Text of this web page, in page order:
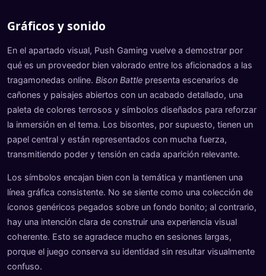
Gráficos y sonido
En el apartado visual, Push Gaming vuelve a demostrar por
qué es un proveedor bien valorado entre los aficionados a las
tragamonedas online. Bison Battle presenta escenarios de
cañones y paisajes abiertos con un acabado detallado, una
paleta de colores terrosos y símbolos diseñados para reforzar
la inmersión en el tema. Los bisontes, por supuesto, tienen un
papel central y están representados con mucha fuerza,
transmitiendo poder y tensión en cada aparición relevante.
Los símbolos encajan bien con la temática y mantienen una
línea gráfica consistente. No se siente como una colección de
íconos genéricos pegados sobre un fondo bonito; al contrario,
hay una intención clara de construir una experiencia visual
coherente. Esto se agradece mucho en sesiones largas,
porque el juego conserva su identidad sin resultar visualmente
confuso.